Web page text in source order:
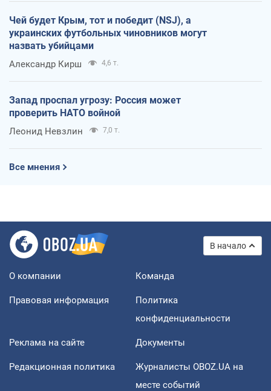
Чей будет Крым, тот и победит (NSJ), а
украинских футбольных чиновников могут
назвать убийцами
Александр Кирш 4,6 т.
Запад проспал угрозу: Россия может
проверить НАТО войной
Леонид Невзлин 7,0 т.
Все мнения
В начало
О компании Команда
Правовая информация
Политика
конфиденциальности
Реклама на сайте Документы
Редакционная политика
Журналисты OBOZ.UA на
месте событий